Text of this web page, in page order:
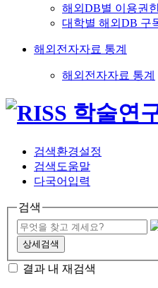
해외DB별 이용권
대학별 해외DB 구
해외전자자료 통계
해외전자자료 통계
검색환경설정
검색도움말
다국어입력
검색
상세검색
결과 내 재검색